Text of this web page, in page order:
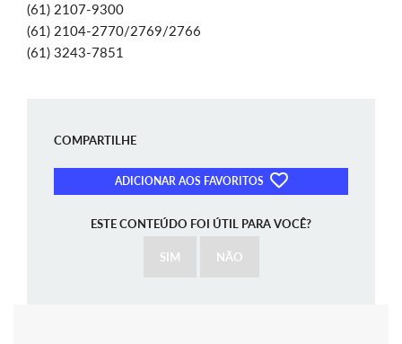
(61) 2107-9300
(61) 2104-2770/2769/2766
(61) 3243-7851
COMPARTILHE
ADICIONAR AOS FAVORITOS
ESTE CONTEÚDO FOI ÚTIL PARA VOCÊ?
SIM NÃO